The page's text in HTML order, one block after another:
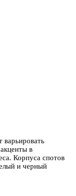
варьировать
в
Корпуса спотов
и черный